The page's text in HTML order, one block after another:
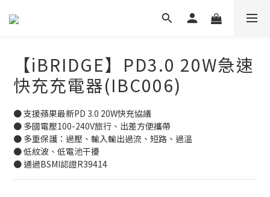
【iBRIDGE】PD3.0 20W急速
快充充電器(IBC006)
● 支援蘋果最新PD 3.0 20W快充協議
● 多國電壓100-240V旅行、出差方便攜帶
● 多重保護：過壓、輸入輸出過流、短路、過溫
● 低紋波、低電池干擾
● 通過BSMI認證R39414